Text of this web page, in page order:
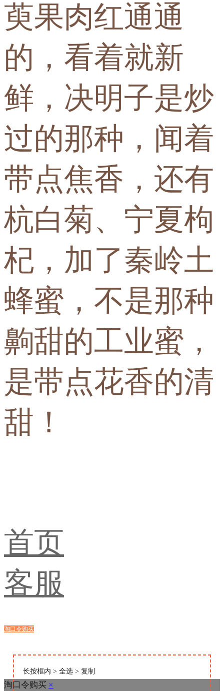
萸果肉红通通
的，看着就新
鲜，决明子是炒
过的那种，闻着
带点焦香，还有
杭白菊、宁夏枸
杞，加了秦岭土
蜂蜜，不是那种
齁甜的工业蜜，
是带点花香的清
甜！
首页
客服
淘口令购买
浏览器购买
淘口令购买 ×
长按框内 > 全选 > 复制